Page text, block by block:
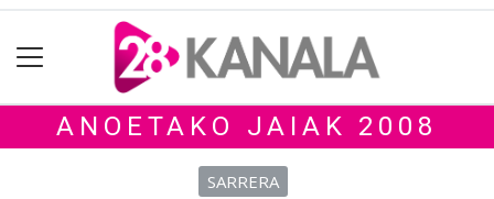
ANOETAKO JAIAK 2008
SARRERA